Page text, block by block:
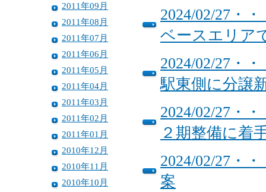
2011年09月
2011年08月
2011年07月
2011年06月
2011年05月
2011年04月
2011年03月
2011年02月
2011年01月
2010年12月
2010年11月
2010年10月
2024/02/27・
ベースエリ
2024/02/27・
駅東側に分譲
2024/02/27・
２期整備に着
2024/02/27・
案